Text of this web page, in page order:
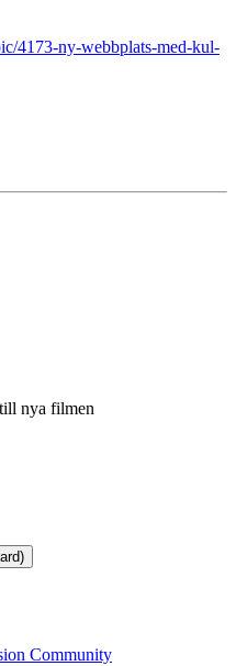
4173-ny-webbplats-med-kul-
nya filmen
Community